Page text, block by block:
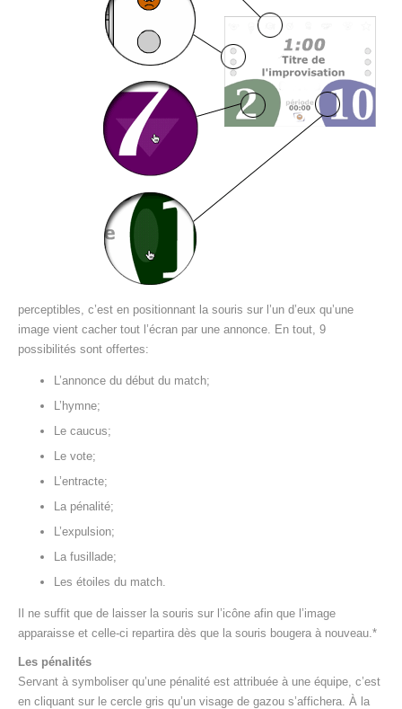
perceptibles, c’est en positionnant la souris sur l’un d’eux qu’une
image vient cacher tout l’écran par une annonce. En tout, 9
possibilités sont offertes:
L’annonce du début du match;
L’hymne;
Le caucus;
Le vote;
L’entracte;
La pénalité;
L’expulsion;
La fusillade;
Les étoiles du match.
Il ne suffit que de laisser la souris sur l’icône afin que l’image
apparaisse et celle-ci repartira dès que la souris bougera à nouveau.*
Les pénalités
Servant à symboliser qu’une pénalité est attribuée à une équipe, c’est
en cliquant sur le cercle gris qu’un visage de gazou s’affichera. À la